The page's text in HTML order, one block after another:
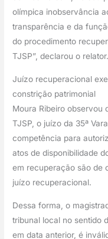
olímpica inobservância
transparência e da
do procedimento
TJSP”, declarou o relator.
Juízo recuperacional
constrição patrimonial
Moura Ribeiro observou
TJSP, o juízo da 35ª
competência para
atos de disponibilidade
em recuperação são de
juízo recuperacional.
Dessa forma, o
tribunal local no sentido
em data anterior, é